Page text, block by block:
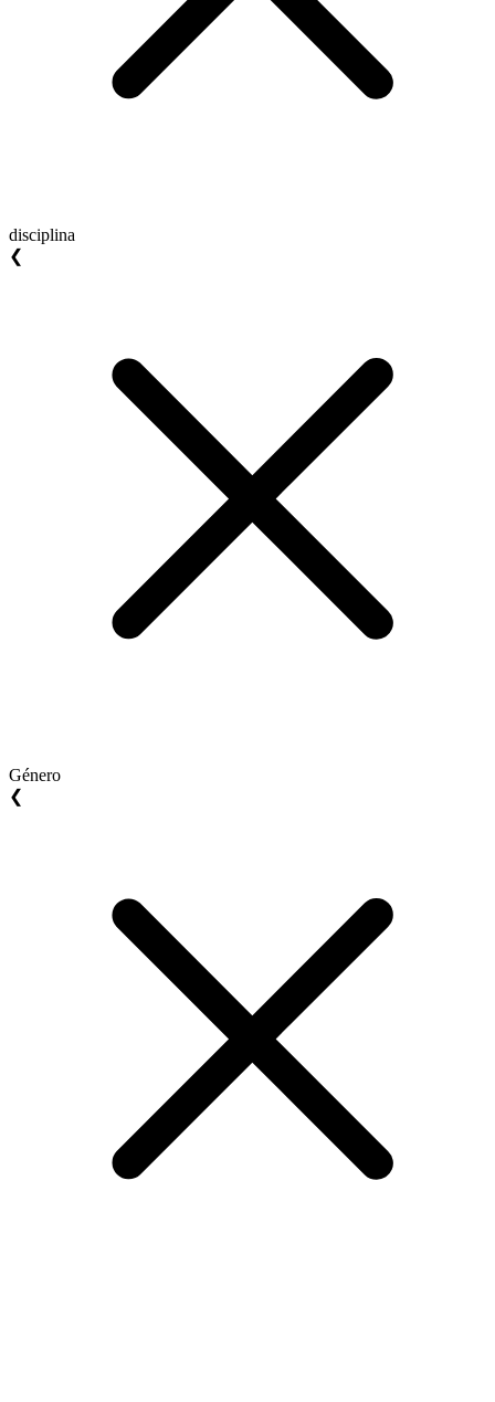
disciplina
❮
Género
❮